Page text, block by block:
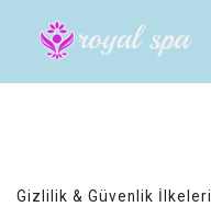
Gizlilik & Güvenlik İlkeleri